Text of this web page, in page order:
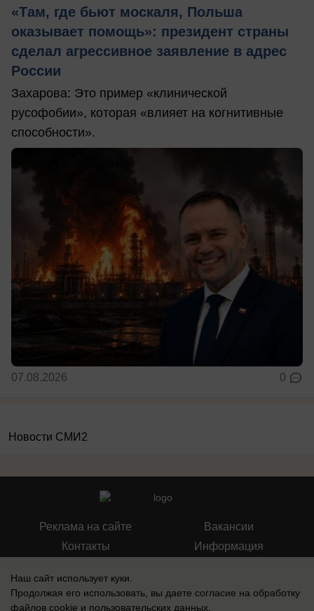
«Там, где бьют москаля, Польша
оказывает помощь»: президент страны
сделал агрессивное заявление в адрес
России
Захарова: Это пример «клинической
русофобии», которая «влияет на когнитивные
способности».
07.08.2026 0
Новости СМИ2
Реклама на сайте
Контакты
Вакансии
Информация
Наш сайт использует куки.
Продолжая его использовать, вы даете согласие на обработку
файлов cookie и пользовательских данных.